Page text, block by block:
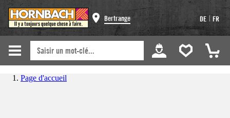
Bertrange DE | FR
Page d'accueil